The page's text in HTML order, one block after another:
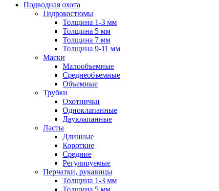
Подводная охота
Гидрокостюмы
Толщина 1-3 мм
Толщина 5 мм
Толщина 7 мм
Толщина 9-11 мм
Маски
Малообъемные
Среднеобъемные
Объемные
Трубки
Охотничьи
Одноклапанные
Двуклапанные
Ласты
Длинные
Короткие
Средние
Регулируемые
Перчатки, рукавицы
Толщина 1-3 мм
Толщина 5 мм